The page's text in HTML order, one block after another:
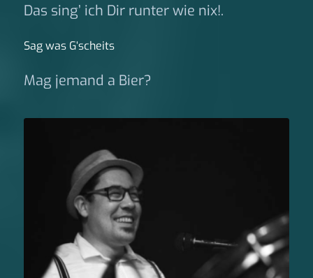
Das sing’ ich Dir runter wie nix!.
Sag was G‘scheits
Mag jemand a Bier?